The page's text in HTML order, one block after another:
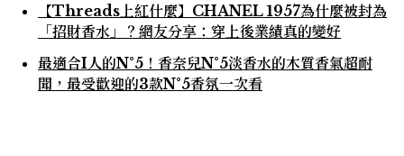
【Threads上紅什麼】CHANEL 1957為什麼被封為
「招財香水」？網友分享：穿上後業績真的變好
最適合I人的N°5！香奈兒N°5淡香水的木質香氣超耐
聞，最受歡迎的3款N°5香氛一次看